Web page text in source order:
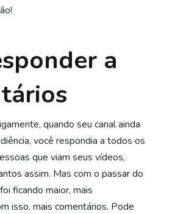
a
quando seu canal ainda
você respondia a todos os
que viam seus vídeos,
assim. Mas com o passar do
ficando maior, mais
isso, mais comentários. Pode